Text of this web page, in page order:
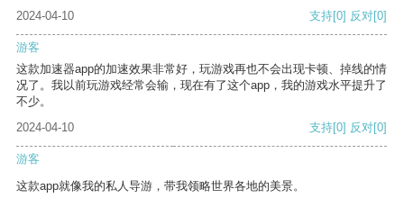
2024-04-10 支持[0] 反对[0]
游客
这款加速器app的加速效果非常好，玩游戏再也不会出现卡顿、掉线的情
况了。我以前玩游戏经常会输，现在有了这个app，我的游戏水平提升了
不少。
2024-04-10
支持[0] 反对[0]
游客
这款app就像我的私人导游，带我领略世界各地的美景。